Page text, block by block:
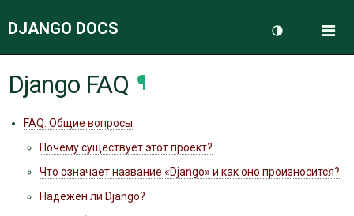
DJANGO DOCS
ДОКУМЕНТАЦИЯ
БЛОГ
Django FAQ ¶
FAQ: Общие вопросы
Почему существует этот проект?
Что означает название «Django» и как оно произносится?
Надежен ли Django?